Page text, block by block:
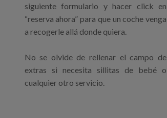
siguiente formulario y hacer click en
“reserva ahora” para que un coche venga
a recogerle allá donde quiera.
No se olvide de rellenar el campo de
extras si necesita sillitas de bebé o
cualquier otro servicio.